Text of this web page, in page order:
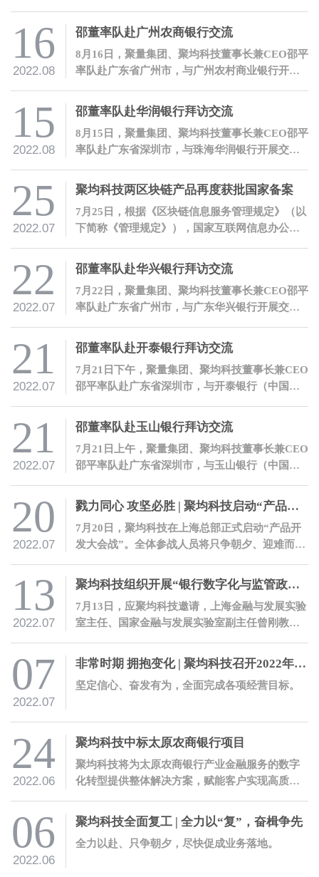
16
2022.08
邵董率队赴广州农商银行交流
8月16日，聚量集团、聚均科技董事长兼CEO邵平
率队赴广东省广州市，与广州农村商业银行开展
15
2022.08
邵董率队赴华润银行拜访交流
8月15日，聚量集团、聚均科技董事长兼CEO邵平
率队赴广东省深圳市，与珠海华润银行开展交
25
2022.07
聚均科技两区块链产品再度获批国家备案
7月25日，根据《区块链信息服务管理规定》（以
下简称《管理规定》），国家互联网信息办公室
编号，聚均科技“产业数字金融区块链浏览
器”及“产业数字金融区块链服务平台”顺利获得备
案编号。
22
2022.07
邵董率队赴华兴银行拜访交流
7月22日，聚量集团、聚均科技董事长兼CEO邵平
率队赴广东省广州市，与广东华兴银行开展交
21
2022.07
邵董率队赴开泰银行拜访交流
7月21日下午，聚量集团、聚均科技董事长兼CEO
邵平率队赴广东省深圳市，与开泰银行（中国）
21
2022.07
邵董率队赴玉山银行拜访交流
7月21日上午，聚量集团、聚均科技董事长兼CEO
邵平率队赴广东省深圳市，与玉山银行（中国）
20
2022.07
戮力同心 攻坚必胜 | 聚均科技启动“产品开发大会战”
7月20日，聚均科技在上海总部正式启动“产品开
发大会战”。全体参战人员将只争朝夕、迎难而
13
2022.07
聚均科技组织开展“银行数字化与监管政策解读”培训
7月13日，应聚均科技邀请，上海金融与发展实验
室主任、国家金融与发展实验室副主任曾刚教授
字化转型的指导意见》开展解读培训。
07
2022.07
非常时期 拥抱变化 | 聚均科技召开2022年度年中工作会议
坚定信心、奋发有为，全面完成各项经营目标。
24
2022.06
聚均科技中标太原农商银行项目
聚均科技将为太原农商银行产业金融服务的数字
化转型提供整体解决方案，赋能客户实现高质量
06
2022.06
聚均科技全面复工 | 全力以“复”，奋楫争先
全力以赴、只争朝夕，尽快促成业务落地。